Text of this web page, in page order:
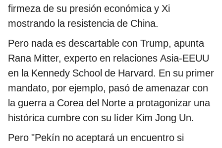
firmeza de su presión económica y Xi
mostrando la resistencia de China.
Pero nada es descartable con Trump, apunta
Rana Mitter, experto en relaciones Asia-EEUU
en la Kennedy School de Harvard. En su primer
mandato, por ejemplo, pasó de amenazar con
la guerra a Corea del Norte a protagonizar una
histórica cumbre con su líder Kim Jong Un.
Pero "Pekín no aceptará un encuentro si